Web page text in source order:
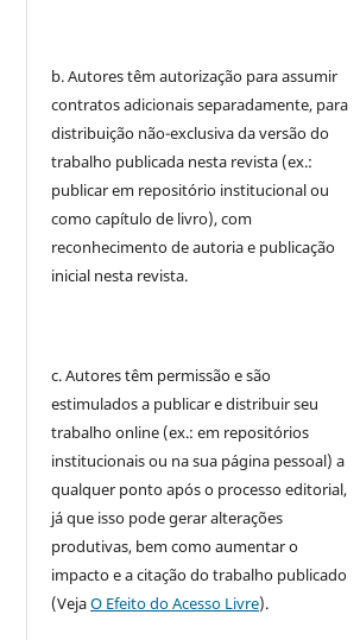
b. Autores têm autorização para assumir
contratos adicionais separadamente, para
distribuição não-exclusiva da versão do
trabalho publicada nesta revista (ex.:
publicar em repositório institucional ou
como capítulo de livro), com
reconhecimento de autoria e publicação
inicial nesta revista.
c. Autores têm permissão e são
estimulados a publicar e distribuir seu
trabalho online (ex.: em repositórios
institucionais ou na sua página pessoal) a
qualquer ponto após o processo editorial,
já que isso pode gerar alterações
produtivas, bem como aumentar o
impacto e a citação do trabalho publicado
(VejaO Efeito do Acesso Livre).